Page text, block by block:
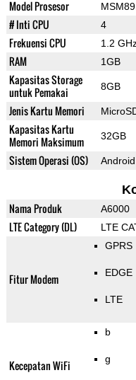
Model Prosesor
# Inti CPU 4
Frekuensi CPU 1.2
RAM 1GB
Kapasitas Storage
untuk Pemakai
8GB
Jenis Kartu Memori
Kapasitas Kartu
Memori Maksimum
32GB
Sistem Operasi (OS)
Nama Produk A6000
LTE Category (DL) LTE
Fitur Modem
GPRS
EDGE
LTE
Kecepatan WiFi
b
g